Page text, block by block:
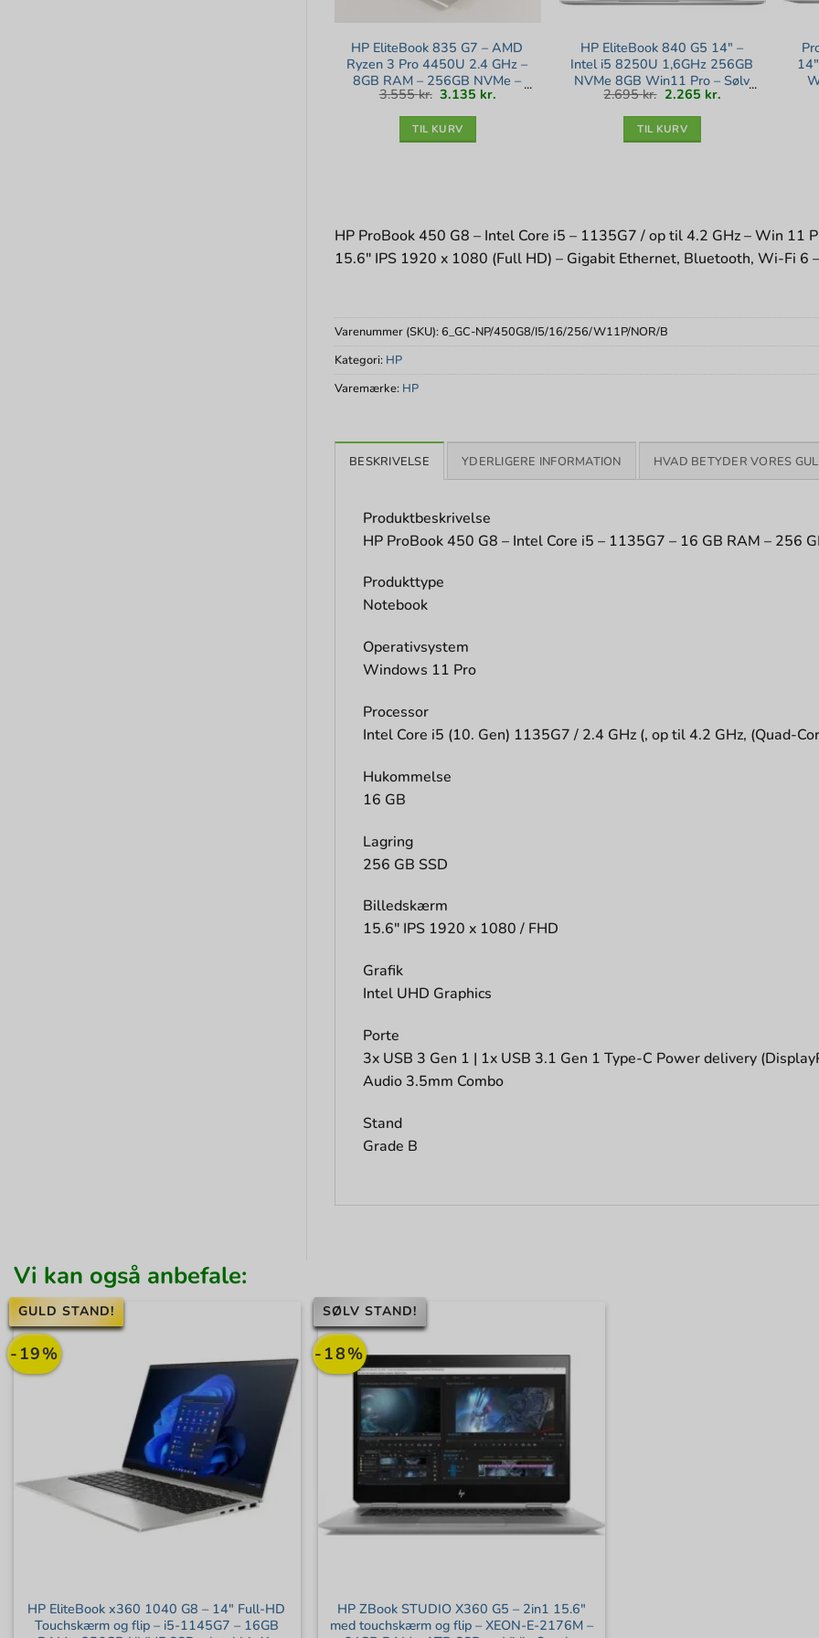
HP EliteBook 835 G7 – AMD
Ryzen 3 Pro 4450U 2.4 GHz –
8GB RAM – 256GB NVMe –
13″ FHD – Sølv stand
3.555kr. Den
oprindelige
pris
3.135 kr.
TIL KURV
HP EliteBook 840 G5 14″ –
Intel i5 8250U 1,6GHz 256GB
NVMe 8GB Win11 Pro – Sølv
stand
2.695kr. Den
oprindelige
pris
2.265 kr.Den
aktuelle
pris
TIL KURV
HP ProBook 450 G8 – Intel Core i5 – 1135G7 / op til 4.2 GHz – Win 11
15.6″ IPS 1920 x 1080 (Full HD) – Gigabit Ethernet, Bluetooth, Wi-Fi 6
Varenummer (SKU):6_GC-NP/450G8/I5/16/256/W11P/NOR/B
Kategori: HP
Varemærke: HP
BESKRIVELSE YDERLIGERE INFORMATION HVAD BETYDER VORES
Produktbeskrivelse
HP ProBook 450 G8 – Intel Core i5 – 1135G7 – 16 GB RAM – 256
Produkttype
Notebook
Operativsystem
Windows 11 Pro
Processor
Intel Core i5 (10. Gen) 1135G7 / 2.4 GHz (, op til 4.2 GHz, (Quad-
Hukommelse
16 GB
Lagring
256 GB SSD
Billedskærm
15.6″ IPS 1920 x 1080 / FHD
Grafik
Intel UHD Graphics
Porte
3x USB 3 Gen 1 | 1x USB 3.1 Gen 1 Type-C Power delivery
Audio 3.5mm Combo
Stand
Grade B
Vi kan også anbefale:
-19%
GULD STAND!
HP EliteBook x360 1040 G8 – 14″ Full-HD
Touchskærm og flip – i5-1145G7 – 16GB
-18%
SØLV STAND!
HP ZBook STUDIO X360 G5 – 2in1 15.6″
med touchskærm og flip – XEON-E-2176M –